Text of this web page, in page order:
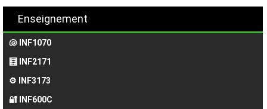
Enseignement
🐚 INF1070
🧮 INF2171
⚙️ INF3173
🔐 INF600C